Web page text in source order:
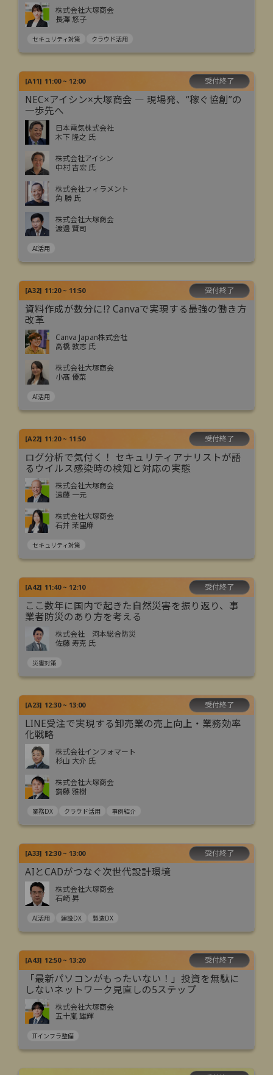
株式会社大塚商会
長澤 悠子
セキュリティ対策 クラウド活用
[A11] 11:00 ~ 12:00 受付終了
NEC×アイシン×大塚商会 ― 現場発、“稼ぐ協創”の
一歩先へ
日本電気株式会社
木下 隆之 氏
株式会社アイシン
中村 吉宏 氏
株式会社フィラメント
角 勝 氏
株式会社大塚商会
渡邊 賢司
AI活用
[A32] 11:20 ~ 11:50 受付終了
資料作成が数分に⁉ Canvaで実現する最強の働き方
改革
Canva Japan株式会社
高橋 敦志 氏
株式会社大塚商会
小髙 優菜
AI活用
[A22] 11:20 ~ 11:50 受付終了
ログ分析で気付く！ セキュリティアナリストが語
るウイルス感染時の検知と対応の実態
株式会社大塚商会
遠藤 一元
株式会社大塚商会
石井 茉里麻
セキュリティ対策
[A42] 11:40 ~ 12:10 受付終了
ここ数年に国内で起きた自然災害を振り返り、事
業者防災のあり方を考える
株式会社 河本総合防災
佐藤 寿克 氏
災害対策
[A23] 12:30 ~ 13:00 受付終了
LINE受注で実現する卸売業の売上向上・業務効率
化戦略
株式会社インフォマート
杉山 大介 氏
株式会社大塚商会
齋藤 雅樹
業務DX クラウド活用 事例紹介
[A33] 12:30 ~ 13:00 受付終了
AIとCADがつなぐ次世代設計環境
株式会社大塚商会
石崎 昇
AI活用 建設DX 製造DX
[A43] 12:50 ~ 13:20 受付終了
「最新パソコンがもったいない！」投資を無駄に
しないネットワーク見直しの5ステップ
株式会社大塚商会
五十嵐 雄輝
ITインフラ整備